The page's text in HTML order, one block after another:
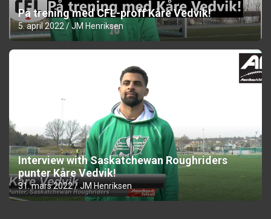
På trening med CFL-proff Kåre Vedvik!
5. april 2022 JM Henriksen
Interview with Saskatchewan Roughriders
punter Kåre Vedvik!
31. mars 2022 JM Henriksen